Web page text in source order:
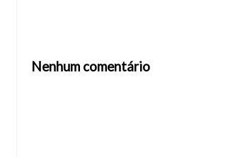
Nenhum comentário